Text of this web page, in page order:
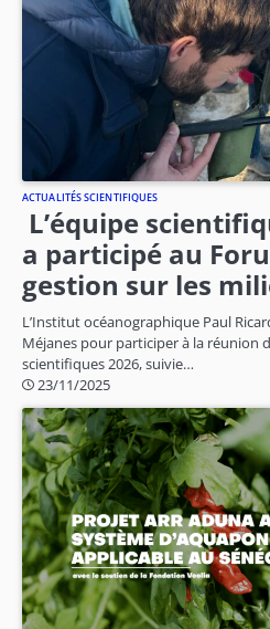
ACTUALITÉS SCIENTIFIQUES
L’équipe
a participé au
gestion sur les
L’Institut océanographique Paul
Méjanes pour participer à la réunion
scientifiques 2026, suivie…
23/11/2025